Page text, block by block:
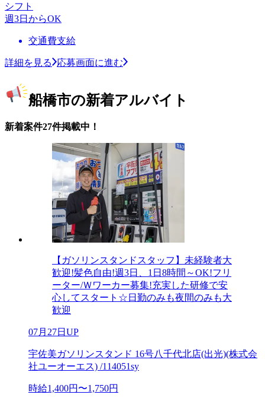
シフト
週3日からOK
交通費支給
詳細を見る 応募画面に進む
船橋市の新着アルバイト
新着案件27件掲載中！
【ガソリンスタンドスタッフ】未経験者大
歓迎!髪色自由!週3日、1日8時間～OK!フリ
ーター/Ｗワーカー募集!充実した研修で安
心してスタート☆日勤のみも夜間のみも大
歓迎
07月27日UP
宇佐美ガソリンスタンド 16号八千代北店(出光)(株式会
社ユーオーエス) /114051sy
時給1,400円〜1,750円